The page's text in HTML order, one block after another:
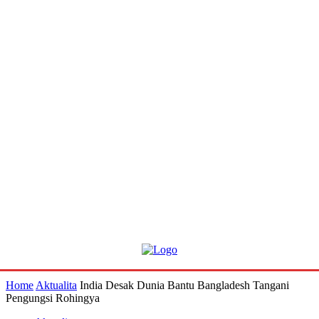
Home Aktualita India Desak Dunia Bantu Bangladesh Tangani
Pengungsi Rohingya